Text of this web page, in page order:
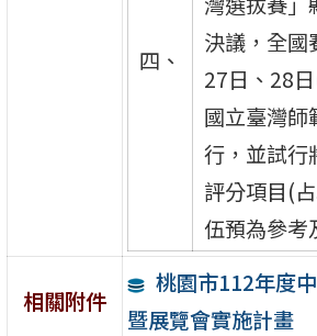
四、
決議，全國
27日、28
國立臺灣師
行，並試行
評分項目(
伍預為參考
相關附件
桃園市112年度
暨展覽會實施計畫